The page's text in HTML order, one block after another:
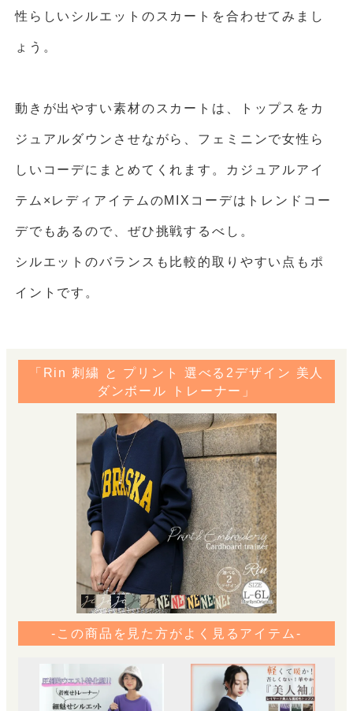
性らしいシルエットのスカートを合わせてみまし
ょう。
動きが出やすい素材のスカートは、トップスをカ
ジュアルダウンさせながら、フェミニンで女性ら
しいコーデにまとめてくれます。カジュアルアイ
テム×レディアイテムのMIXコーデはトレンドコー
デでもあるので、ぜひ挑戦するべし。
シルエットのバランスも比較的取りやすい点もポ
イントです。
「Rin 刺繍 と プリント 選べる2デザイン 美人
ダンボール トレーナー」
-この商品を見た方がよく見るアイテム-